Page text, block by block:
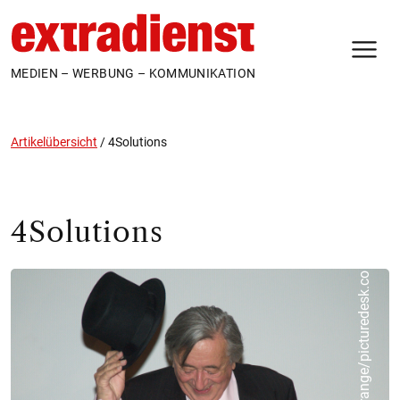
MEDIEN – WERBUNG – KOMMUNIKATION
Artikelübersicht /4Solutions
4Solutions